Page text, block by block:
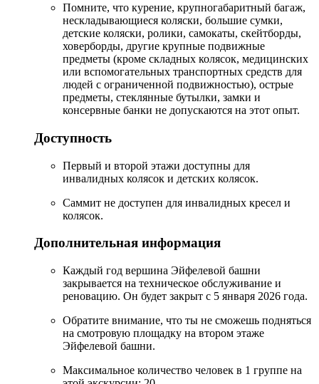
Помните, что курение, крупногабаритный багаж,
нескладывающиеся коляски, большие сумки,
детские коляски, ролики, самокаты, скейтборды,
ховерборды, другие крупные подвижные
предметы (кроме складных колясок, медицинских
или вспомогательных транспортных средств для
людей с ограниченной подвижностью), острые
предметы, стеклянные бутылки, замки и
консервные банки не допускаются на этот опыт.
Доступность
Первый и второй этажи доступны для
инвалидных колясок и детских колясок.
Саммит не доступен для инвалидных кресел и
колясок.
Дополнительная информация
Каждый год вершина Эйфелевой башни
закрывается на техническое обслуживание и
реновацию. Он будет закрыт с 5 января 2026 года.
Обратите внимание, что ты не сможешь подняться
на смотровую площадку на втором этаже
Эйфелевой башни.
Максимальное количество человек в 1 группе на